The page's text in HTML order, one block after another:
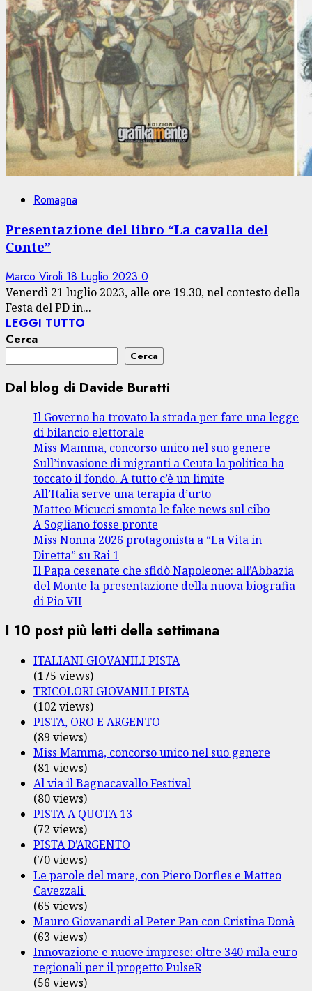
Romagna
Presentazione del libro “La cavalla del
Conte”
Marco Viroli 18 Luglio 2023 0
Venerdì 21 luglio 2023, alle ore 19.30, nel contesto della
Festa del PD in...
LEGGI TUTTO
Cerca
Cerca
Dal blog di Davide Buratti
Il Governo ha trovato la strada per fare una legge
di bilancio elettorale
Miss Mamma, concorso unico nel suo genere
Sull’invasione di migranti a Ceuta la politica ha
toccato il fondo. A tutto c’è un limite
All’Italia serve una terapia d’urto
Matteo Micucci smonta le fake news sul cibo
A Sogliano fosse pronte
Miss Nonna 2026 protagonista a “La Vita in
Diretta” su Rai 1
Il Papa cesenate che sfidò Napoleone: all’Abbazia
del Monte la presentazione della nuova biografia
di Pio VII
I 10 post più letti della settimana
ITALIANI GIOVANILI PISTA
(175 views)
TRICOLORI GIOVANILI PISTA
(102 views)
PISTA, ORO E ARGENTO
(89 views)
Miss Mamma, concorso unico nel suo genere
(81 views)
Al via il Bagnacavallo Festival
(80 views)
PISTA A QUOTA 13
(72 views)
PISTA D’ARGENTO
(70 views)
Le parole del mare, con Piero Dorfles e Matteo
Cavezzali
(65 views)
Mauro Giovanardi al Peter Pan con Cristina Donà
(63 views)
Innovazione e nuove imprese: oltre 340 mila euro
regionali per il progetto PulseR
(56 views)